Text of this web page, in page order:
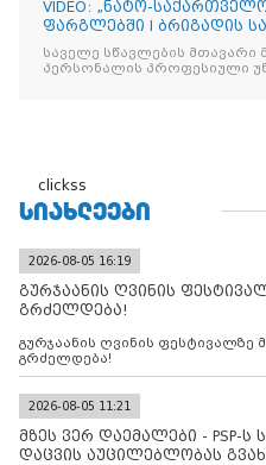
VIDEO: „ნატო-
ფარგლებში I ბრიგადის
საველე ჰოსპიტალის
საველე სწავლების მთავარი
პერსონალის პროფესიული
clickss
ᲡᲘᲐᲮᲚᲔᲔᲑᲘ
2026-08-05 16:19
გურჯაანის ღვინის
გრძელდება!
გურჯაანის ღვინის ფესტივალზე
გრძელდება!
2026-08-05 11:21
მზეს ვერ დაემალები - PSP-ს
დაცვის აუცილებლობას